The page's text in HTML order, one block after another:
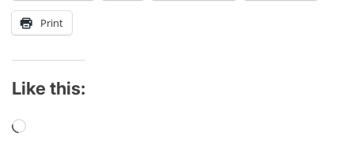
Print
Like this:
Loading…